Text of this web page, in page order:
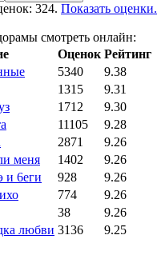
324. Показать оценки.
смотреть онлайн:
Оценок Рейтинг
5340
9.38
1315
9.31
1712
9.30
11105
9.28
2871
9.26
меня 1402
9.26
и 6еги 928
9.26
774
9.26
38
9.26
любви 3136
9.25